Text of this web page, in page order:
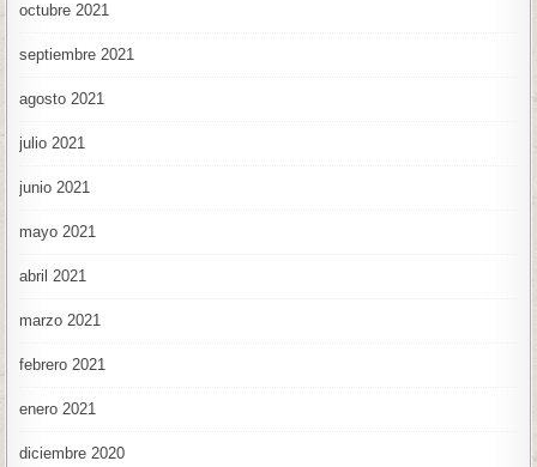
octubre 2021
septiembre 2021
agosto 2021
julio 2021
junio 2021
mayo 2021
abril 2021
marzo 2021
febrero 2021
enero 2021
diciembre 2020